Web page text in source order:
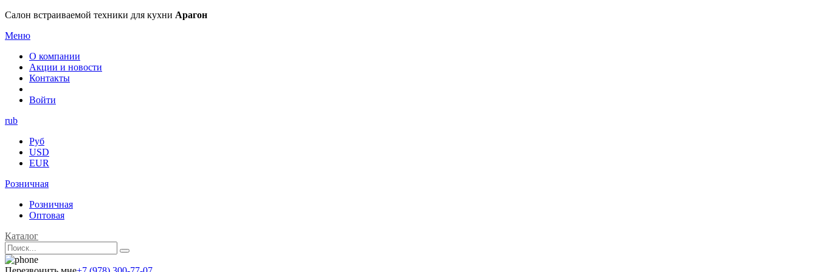
Салон встраиваемой техники для кухни Арагон
Меню
О компании
Акции и новости
Контакты
Войти
rub
Руб
USD
EUR
Розничная
Розничная
Оптовая
Каталог